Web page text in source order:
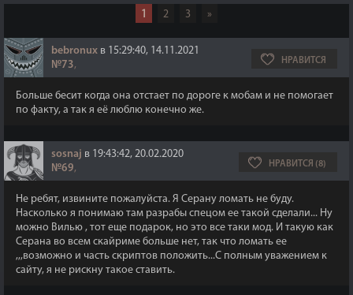
1 2 3 »
bebronux в 15:29:40, 14.11.2021
№73, НРАВИТСЯ
Больше бесит когда она отстает по дороге к мобам и не помогает
по факту, а так я её люблю конечно же.
sosnaj в 19:43:42, 20.02.2020
№69, НРАВИТСЯ (8)
Не ребят, извините пожалуйста. Я Серану ломать не буду.
Насколько я понимаю там разрабы спецом ее такой сделали... Ну
можно Вилью , тот еще подарок, но это все таки мод. И такую как
Серана во всем скайриме больше нет, так что ломать ее
,,,возможно и часть скриптов положить...С полным уважением к
сайту, я не рискну такое ставить.